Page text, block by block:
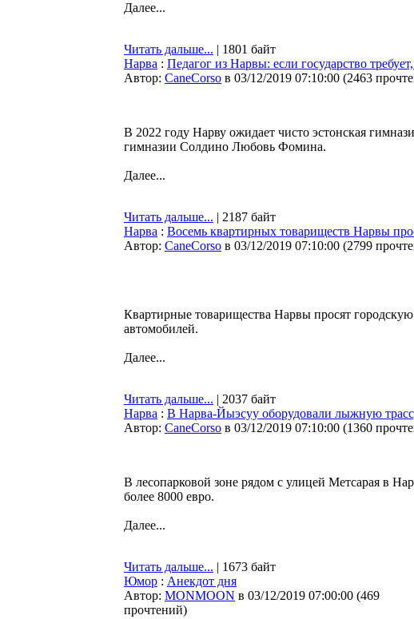
Далее...
Читать дальше... | 1801 байт
Нарва : Педагог из Нарвы: если государство
Автор: CaneCorso в 03/12/2019 07:10:00 (2463
В 2022 году Нарву ожидает чисто эстонская
гимназии Солдино Любовь Фомина.
Далее...
Читать дальше... | 2187 байт
Нарва : Восемь квартирных товариществ Нарвы
Автор: CaneCorso в 03/12/2019 07:10:00 (2799
Квартирные товарищества Нарвы просят
автомобилей.
Далее...
Читать дальше... | 2037 байт
Нарва : В Нарва-Йыэсуу оборудовали лыжную
Автор: CaneCorso в 03/12/2019 07:10:00 (1360
В лесопарковой зоне рядом с улицей Метсарая в
более 8000 евро.
Далее...
Читать дальше... | 1673 байт
Юмор : Анекдот дня
Автор: MONMOON в 03/12/2019 07:00:00 (469
прочтений)